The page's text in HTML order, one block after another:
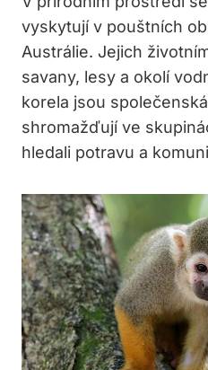
vyskytují v pouštních
Austrálie. Jejich
savany, lesy a okolí
korela jsou
shromažďují ve
hledali potravu a